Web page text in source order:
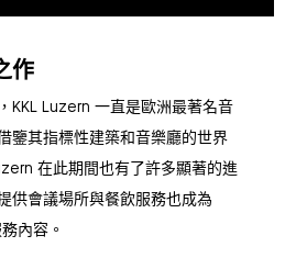
作
KKL Luzern 一直是歐洲最著名音
鑒其指標性建築和音樂廳的世界
在此期間也有了許多顯著的進
供會議場所與餐飲服務也成為
內容。